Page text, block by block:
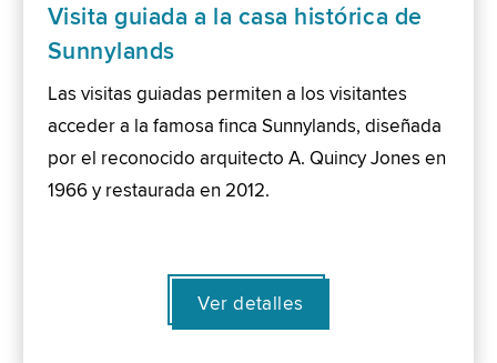
Visita guiada a la casa histórica de
Sunnylands
Las visitas guiadas permiten a los visitantes
acceder a la famosa finca Sunnylands, diseñada
por el reconocido arquitecto A. Quincy Jones en
1966 y restaurada en 2012.
Ver detalles